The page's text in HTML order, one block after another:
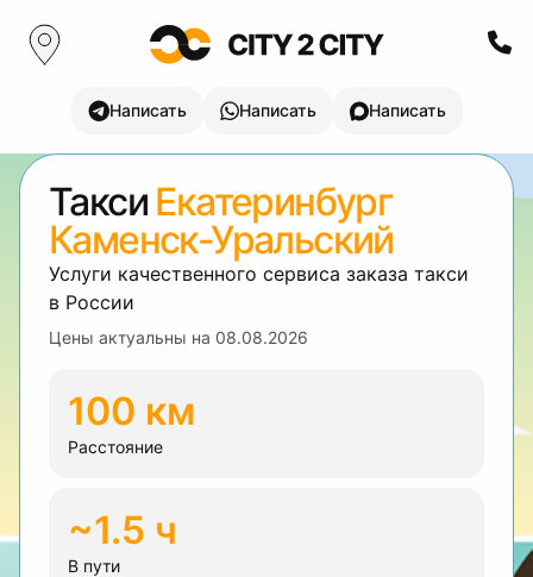
Написать Написать Написать
Такси Екатеринбург
Каменск-Уральский
Услуги качественного сервиса заказа такси
в России
Цены актуальны на 08.08.2026
100 км
Расстояние
~1.5 ч
В пути